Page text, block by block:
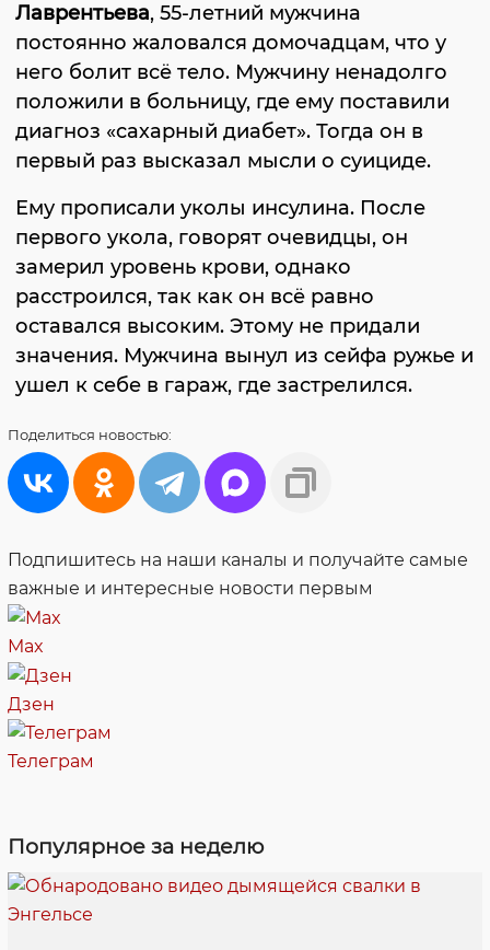
Лаврентьева, 55-летний мужчина
постоянно жаловался домочадцам, что у
него болит всё тело. Мужчину ненадолго
положили в больницу, где ему поставили
диагноз «сахарный диабет». Тогда он в
первый раз высказал мысли о суициде.
Ему прописали уколы инсулина. После
первого укола, говорят очевидцы, он
замерил уровень крови, однако
расстроился, так как он всё равно
оставался высоким. Этому не придали
значения. Мужчина вынул из сейфа ружье и
ушел к себе в гараж, где застрелился.
Поделиться новостью:
Подпишитесь на наши каналы и получайте самые
важные и интересные новости первым
Max
Дзен
Телеграм
Популярное за неделю